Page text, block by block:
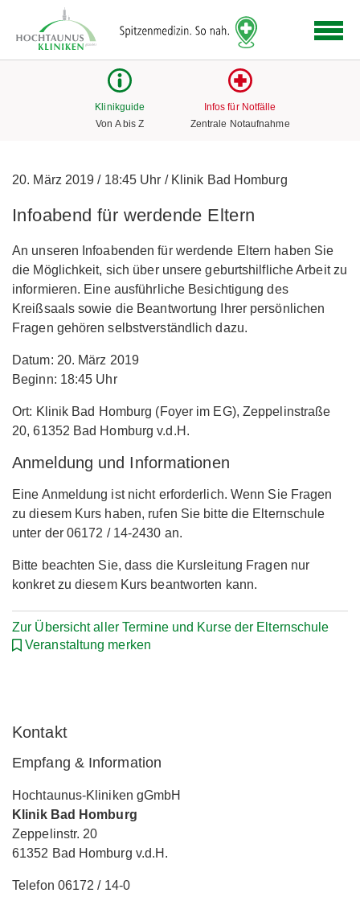
Link
zur
Klinikguide
Von A bis Z
Infos für Notfälle
Zentrale Notaufnahme
20. März 2019/18:45 Uhr /Klinik Bad Homburg
Infoabend für werdende Eltern
An unseren Infoabenden für werdende Eltern haben Sie
die Möglichkeit, sich über unsere geburtshilfliche Arbeit zu
informieren. Eine ausführliche Besichtigung des
Kreißsaals sowie die Beantwortung Ihrer persönlichen
Fragen gehören selbstverständlich dazu.
Datum: 20. März 2019
Beginn: 18:45 Uhr
Ort: Klinik Bad Homburg (Foyer im EG), Zeppelinstraße
20, 61352 Bad Homburg v.d.H.
Anmeldung und Informationen
Eine Anmeldung ist nicht erforderlich. Wenn Sie Fragen
zu diesem Kurs haben, rufen Sie bitte die Elternschule
unter der 06172 / 14-2430 an.
Bitte beachten Sie, dass die Kursleitung Fragen nur
konkret zu diesem Kurs beantworten kann.
Zur Übersicht aller Termine und Kurse der Elternschule
Veranstaltung merken
Kontakt
Empfang & Information
Hochtaunus-Kliniken gGmbH
Klinik Bad Homburg
Zeppelinstr. 20
61352 Bad Homburg v.d.H.
Telefon 06172 / 14-0